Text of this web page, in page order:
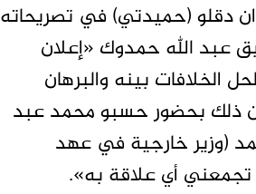
دقلو (حميدتي) في تصريحاته
عبد الله حمدوك «إعلان
الخلافات بينه والبرهان
ذلك بحضور حسبو محمد عبد
(وزير خارجية في عهد